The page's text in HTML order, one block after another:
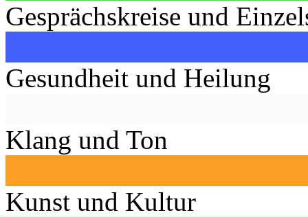
Gesprächskreise und
Gesundheit und Heilung
Klang und Ton
Kunst und Kultur